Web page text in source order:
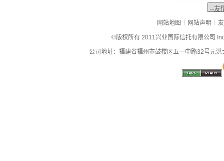
网站地图 | 网站声明 |
©版权所有 2011兴业国际信托有限公司
公司地址：福建省福州市鼓楼区五一中路32号元